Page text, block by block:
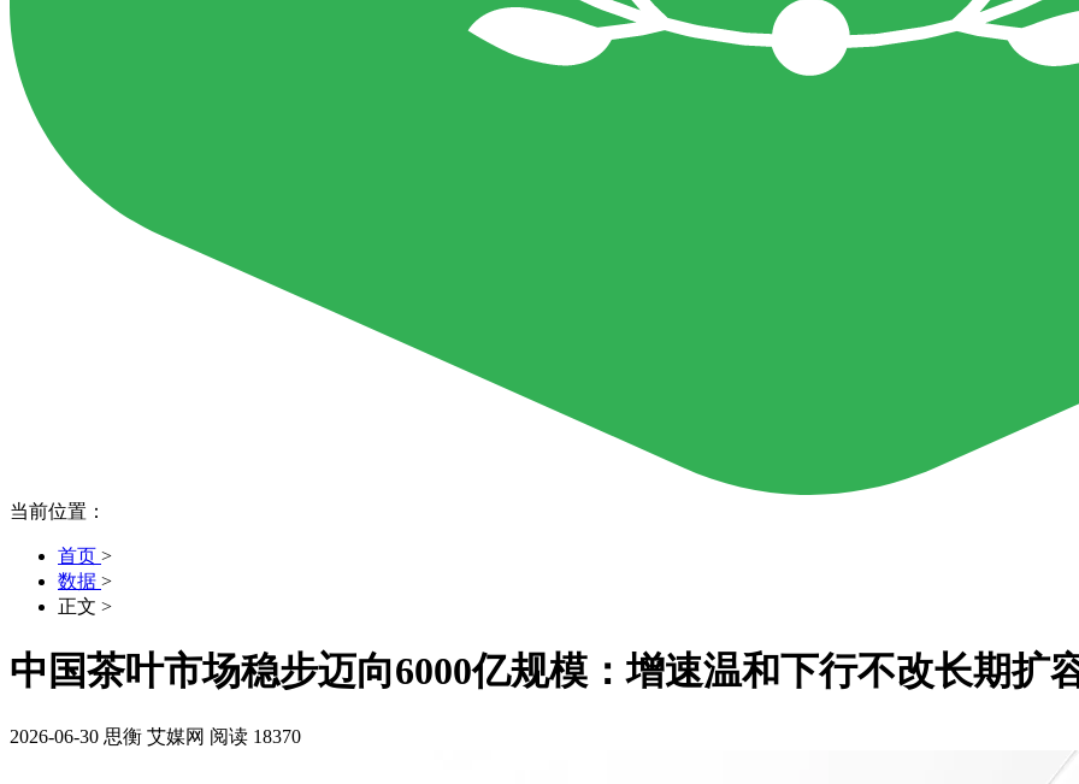
当前位置：
首页 >
数据 >
正文 >
中国茶叶市场稳步迈向6000亿规模：增速温和下行不改长期扩
2026-06-30 思衡 艾媒网 阅读 18370